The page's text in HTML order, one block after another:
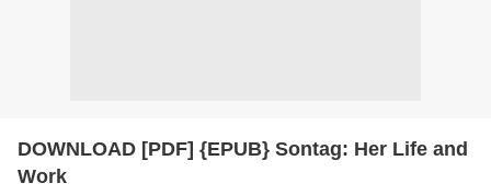
DOWNLOAD [PDF] {EPUB} Sontag: Her Life and
Work